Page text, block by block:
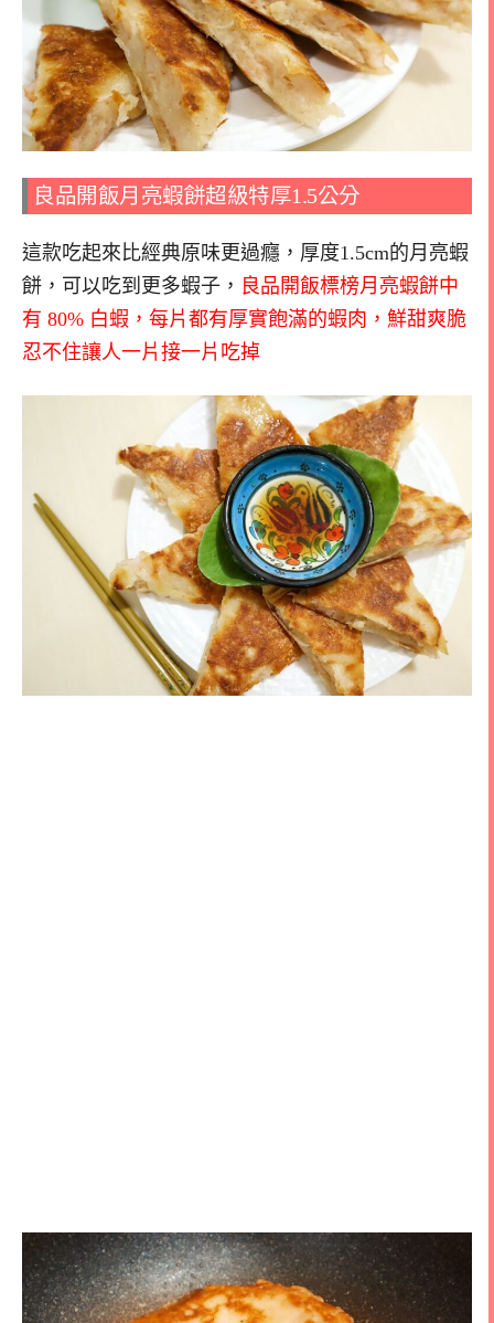
良品開飯月亮蝦餅超級特厚1.5公分
這款吃起來比經典原味更過癮，厚度1.5cm的月亮蝦
餅，可以吃到更多蝦子， 良品開飯標榜月亮蝦餅中
有 80% 白蝦，每片都有厚實飽滿的蝦肉，鮮甜爽脆
忍不住讓人一片接一片吃掉